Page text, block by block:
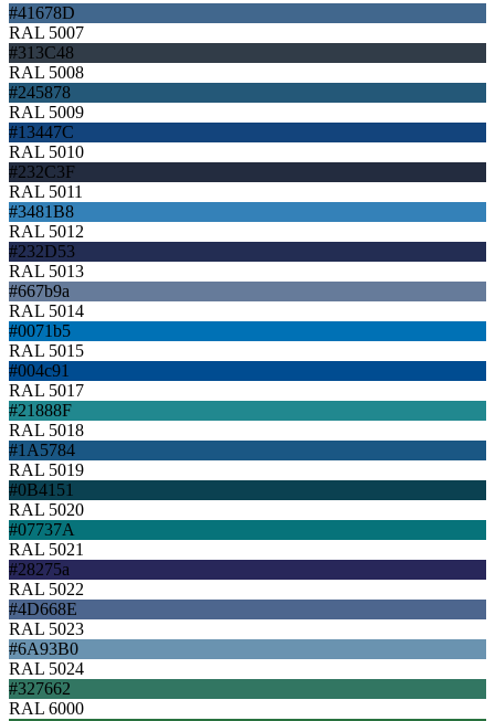
#41678D
RAL 5007
#313C48
RAL 5008
#245878
RAL 5009
#13447C
RAL 5010
#232C3F
RAL 5011
#3481B8
RAL 5012
#232D53
RAL 5013
#667b9a
RAL 5014
#0071b5
RAL 5015
#004c91
RAL 5017
#21888F
RAL 5018
#1A5784
RAL 5019
#0B4151
RAL 5020
#07737A
RAL 5021
#28275a
RAL 5022
#4D668E
RAL 5023
#6A93B0
RAL 5024
#327662
RAL 6000